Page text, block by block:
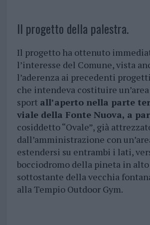
Il progetto della palestra.
Il progetto ha ottenuto
l’interesse del Comune, vista
l’aderenza ai precedenti
che intendeva costituire
sport all’aperto nella parte
viale della Fonte Nuova, a
cosiddetto “Ovale”, già
dall’amministrazione con
estendersi su entrambi i lati,
bocciodromo della pineta in alto
sottostante della vecchia
alla Tempio Outdoor Gym.